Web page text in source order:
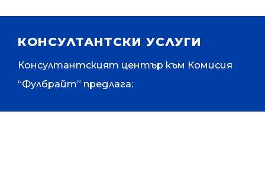
КОНСУЛТАНТСКИ УСЛУГИ
Консултантският център към Комисия
“Фулбрайт” предлага: